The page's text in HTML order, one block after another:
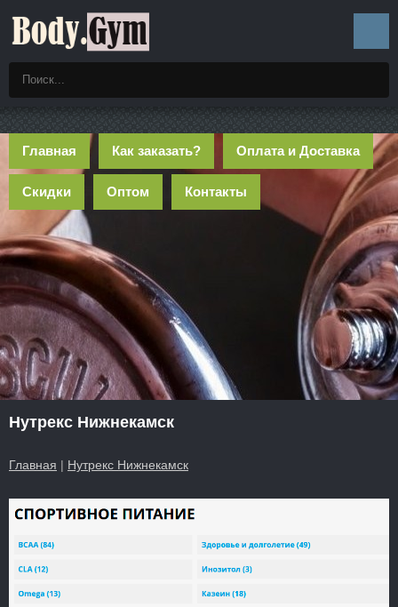
Главная Как заказать? Оплата и Доставка
Скидки Оптом Контакты
Нутрекс Нижнекамск
Главная | Нутрекс Нижнекамск